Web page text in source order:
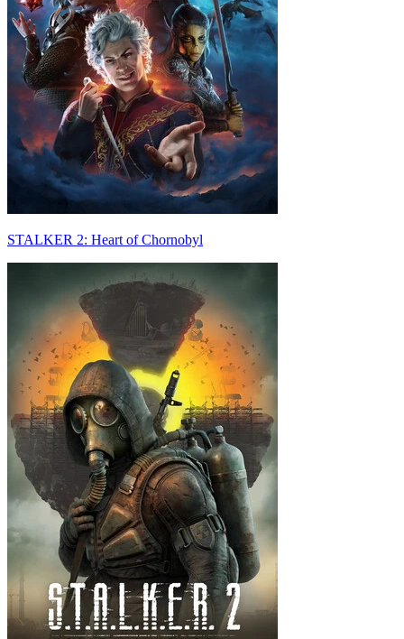
STALKER 2: Heart of Chornobyl